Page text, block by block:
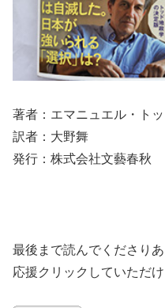
著者：エマニュエル・トッ
訳者：大野舞
発行：株式会社文藝春秋
最後まで読んでくださり
応援クリックしていただ